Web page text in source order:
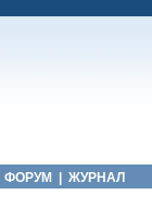
ФОРУМ ЖУРНАЛ